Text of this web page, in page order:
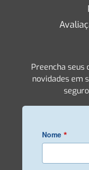
Preencha seus
novidades em
Nome *